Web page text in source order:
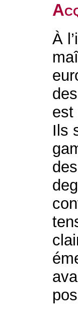
À
est
Ils